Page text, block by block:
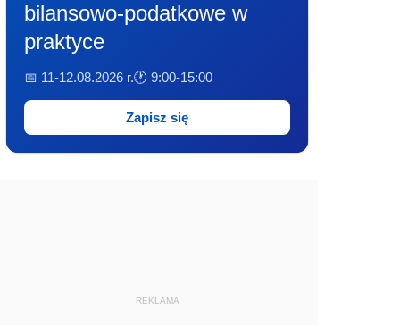
bilansowo-podatkowe w
praktyce
📅 11-12.08.2026 r.🕐 9:00-15:00
Zapisz się
REKLAMA